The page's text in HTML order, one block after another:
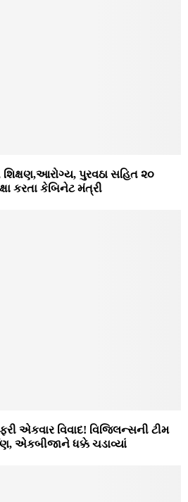
શિક્ષણ,આરોગ્ય, પુરવઠા સહિત ૨૦
કરતા કેબિનેટ મંત્રી
ફરી એકવાર વિવાદ! વિજિલન્સની ટીમ
એકબીજાને ધક્કે ચડાવ્યાં